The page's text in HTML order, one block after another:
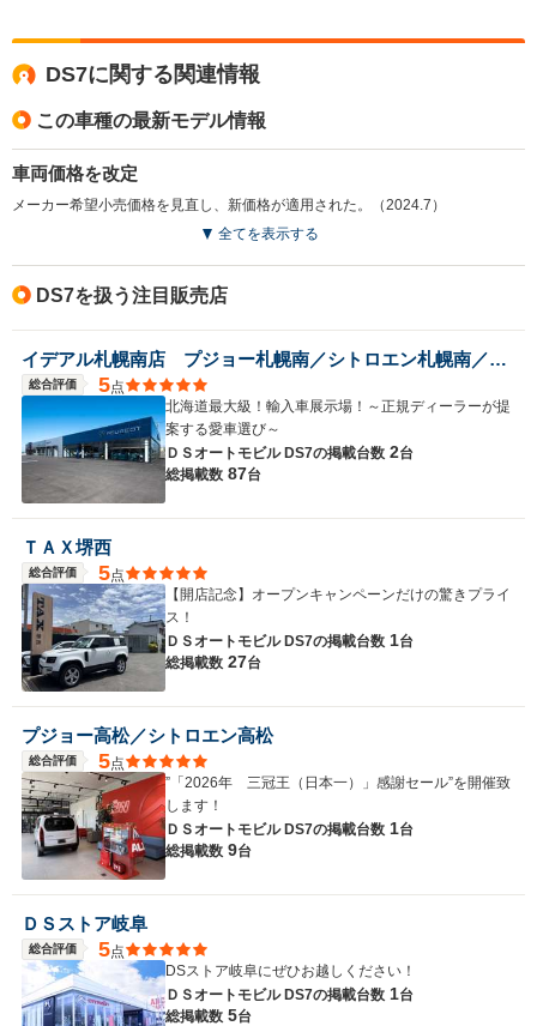
WLTCモード
燃費
排気量
13.4km/L
15.9km/L
1598～1997cc 1199～1598cc
DS7に関する関連情報
この車種の最新モデル情報
車両価格を改定
メーカー希望小売価格を見直し、新価格が適用された。（2024.7）
全てを表示する
DS7を扱う注目販売店
イデアル札幌南店 プジョー札幌南／シトロエン札幌南／ＤＳ ＳＴＯＲＥ札幌 （株）イデアル
総合評価 5点
北海道最大級！輸入車展示場！～正規ディーラーが提
案する愛車選び～
ＤＳオートモビル DS7の掲載台数 2台
総掲載数 87台
ＴＡＸ堺西
総合評価 5点
【開店記念】オープンキャンペーンだけの驚きプライ
ス！
ＤＳオートモビル DS7の掲載台数 1台
総掲載数 27台
プジョー高松／シトロエン高松
総合評価 5点
”「2026年 三冠王（日本一）」感謝セール”を開催致
します！
ＤＳオートモビル DS7の掲載台数 1台
総掲載数 9台
ＤＳストア岐阜
総合評価 5点
DSストア岐阜にぜひお越しください！
ＤＳオートモビル DS7の掲載台数 1台
総掲載数 5台